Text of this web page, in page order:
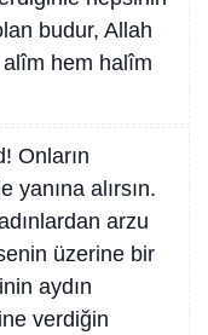
budur, Allah
hem halîm
Onların
yanına alırsın.
arzu
üzerine bir
aydın
verdiğin